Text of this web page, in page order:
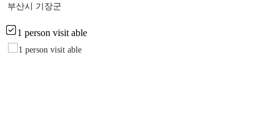
부산시 기장군
1 person visit able
1 person visit able